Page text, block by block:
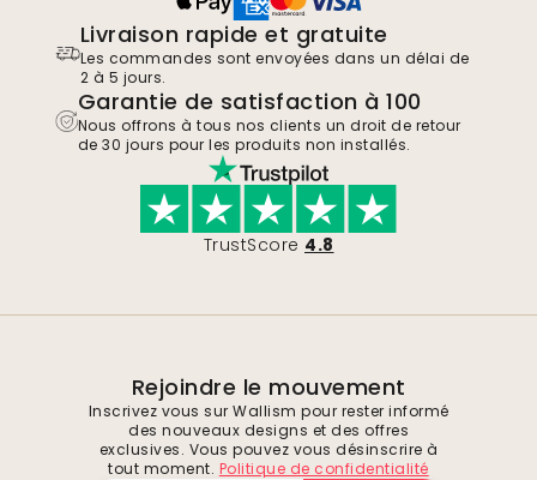
Livraison rapide et gratuite
Les commandes sont envoyées dans un délai de
2 à 5 jours.
Garantie de satisfaction à 100
Nous offrons à tous nos clients un droit de retour
de 30 jours pour les produits non installés.
TrustScore 4.8
Rejoindre le mouvement
Inscrivez vous sur Wallism pour rester informé
des nouveaux designs et des offres
exclusives. Vous pouvez vous désinscrire à
tout moment. Politique de confidentialité